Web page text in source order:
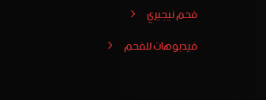
فحم نيجيري
فيدبوهات للفحم